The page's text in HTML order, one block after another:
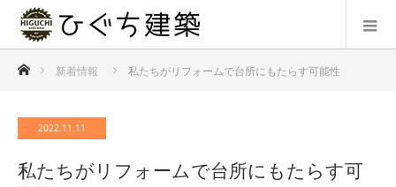
ホーム新着情報 私たちがリフォームで台所にもたらす可能性
2022.11.11
私たちがリフォームで台所にもたらす可